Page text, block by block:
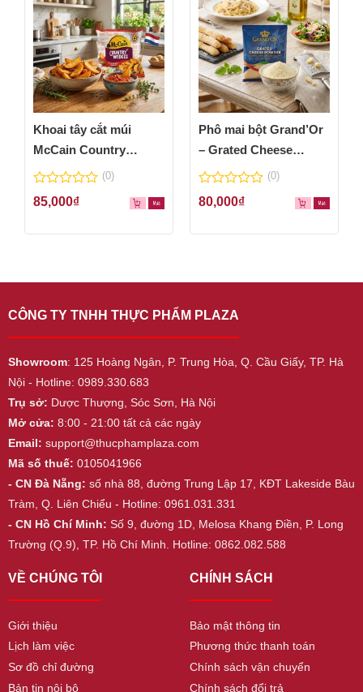
Khoai tây cắt múi
McCain Country
Wedges 600g
0
out
5
(0)
85,000₫
Phô mai bột Grand’Or
– Grated Cheese
Powder 100g
0
out
5
(0)
80,000₫
CÔNG TY TNHH THỰC PHẨM PLAZA
Showroom: 125 Hoàng Ngân, P. Trung Hòa, Q. Cầu Giấy, TP. Hà
Nội - Hotline: 0989.330.683
Trụ sở: Dược Thượng, Sóc Sơn, Hà Nội
Mở cửa: 8:00 - 21:00 tất cả các ngày
Email: support@thucphamplaza.com
Mã số thuế: 0105041966
- CN Đà Nẵng: số nhà 88, đường Trung Lập 17, KĐT Lakeside Bàu
Tràm, Q. Liên Chiểu - Hotline: 0961.031.331
- CN Hồ Chí Minh: Số 9, đường 1D, Melosa Khang Điền, P. Long
Trường (Q.9), TP. Hồ Chí Minh. Hotline: 0862.082.588
VỀ CHÚNG TÔI
Giới thiệu
Lịch làm việc
Sơ đồ chỉ đường
Bản tin nội bộ
CHÍNH SÁCH
Bảo mật thông tin
Phương thức thanh toán
Chính sách vận chuyển
Chính sách đổi trả